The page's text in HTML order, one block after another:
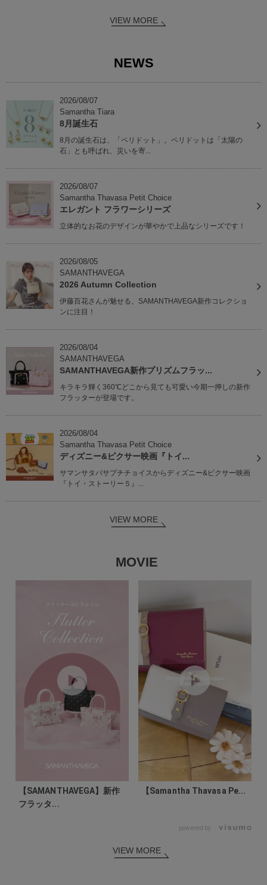
VIEW MORE
NEWS
2026/08/07
Samantha Tiara
8月誕生石
8月の誕生石は、「ペリドット」。ペリドットは「太陽の
石」とも呼ばれ、災いを寄...
2026/08/07
Samantha Thavasa Petit Choice
エレガント フラワーシリーズ
立体的なお花のデザインが華やかで上品なシリーズです！
2026/08/05
SAMANTHAVEGA
2026 Autumn Collection
伊藤百花さんが魅せる、SAMANTHAVEGA新作コレクショ
ンに注目！
2026/08/04
SAMANTHAVEGA
SAMANTHAVEGA新作プリズムフラッ...
キラキラ輝く360℃どこから見ても可愛い今期一押しの新作
フラッターが登場です。
2026/08/04
Samantha Thavasa Petit Choice
ディズニー&ピクサー映画『トイ...
サマンサタバサプチチョイスからディズニー&ピクサー映画
『トイ・ストーリー５』...
VIEW MORE
MOVIE
【SAMANTHAVEGA】新作
フラッタ...
【Samantha Thavasa Pe...
powered by
VIEW MORE